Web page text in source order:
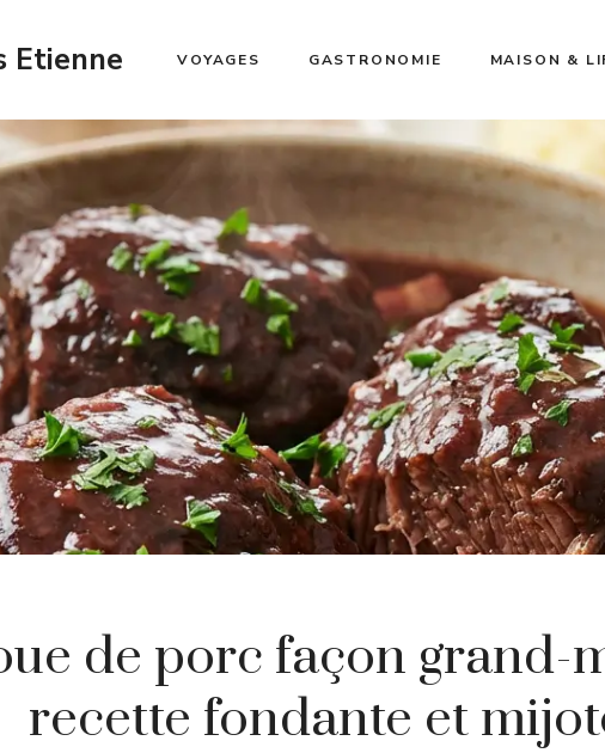
Etienne VOYAGES GASTRONOMIE MAISON &
de porc façon grand-
recette fondante et